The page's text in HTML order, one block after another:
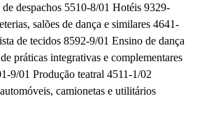
despachos 5510-8/01 Hotéis 9329-
salões de dança e similares 4641-
de tecidos 8592-9/01 Ensino de dança
práticas integrativas e complementares
9/01 Produção teatral 4511-1/02
camionetas e utilitários